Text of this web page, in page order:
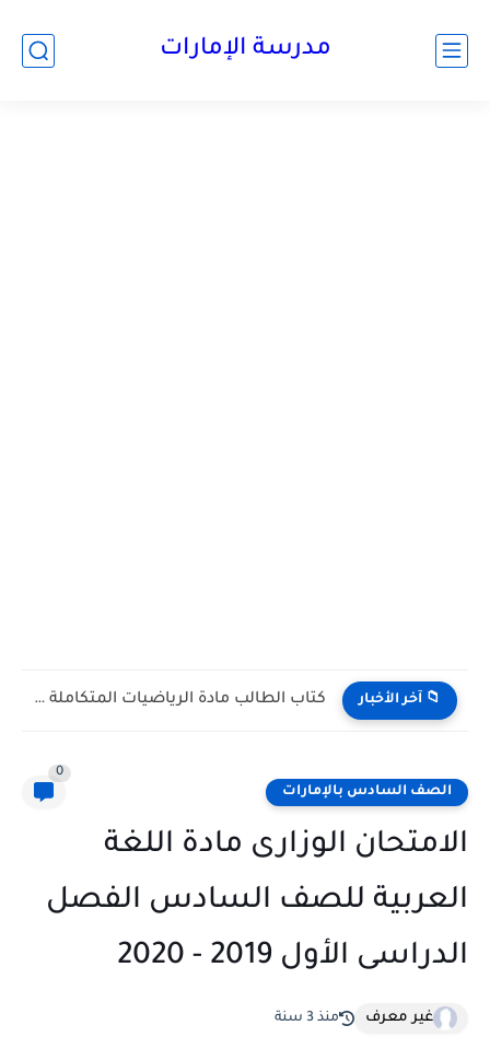
مدرسة الإمارات
📁 آخر الأخبار كتاب الطالب مادة الرياضيات المتكاملة الصف التاسع Bridge متقدم الفصل...
الصف السادس بالإمارات
0
الامتحان الوزارى مادة اللغة
العربية للصف السادس الفصل
الدراسى الأول 2019 - 2020
غير معرف منذ 3 سنة